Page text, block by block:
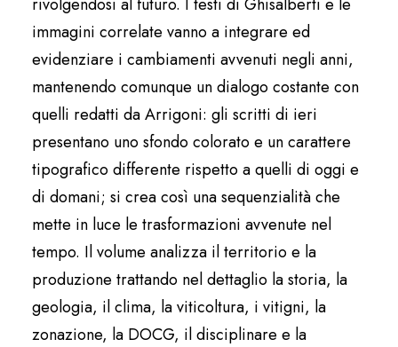
immagini correlate vanno a integrare ed
evidenziare i cambiamenti avvenuti negli anni,
mantenendo comunque un dialogo costante con
quelli redatti da Arrigoni: gli scritti di ieri
presentano uno sfondo colorato e un carattere
tipografico differente rispetto a quelli di oggi e
di domani; si crea così una sequenzialità che
mette in luce le trasformazioni avvenute nel
tempo. Il volume analizza il territorio e la
produzione trattando nel dettaglio la storia, la
geologia, il clima, la viticoltura, i vitigni, la
zonazione, la DOCG, il disciplinare e la